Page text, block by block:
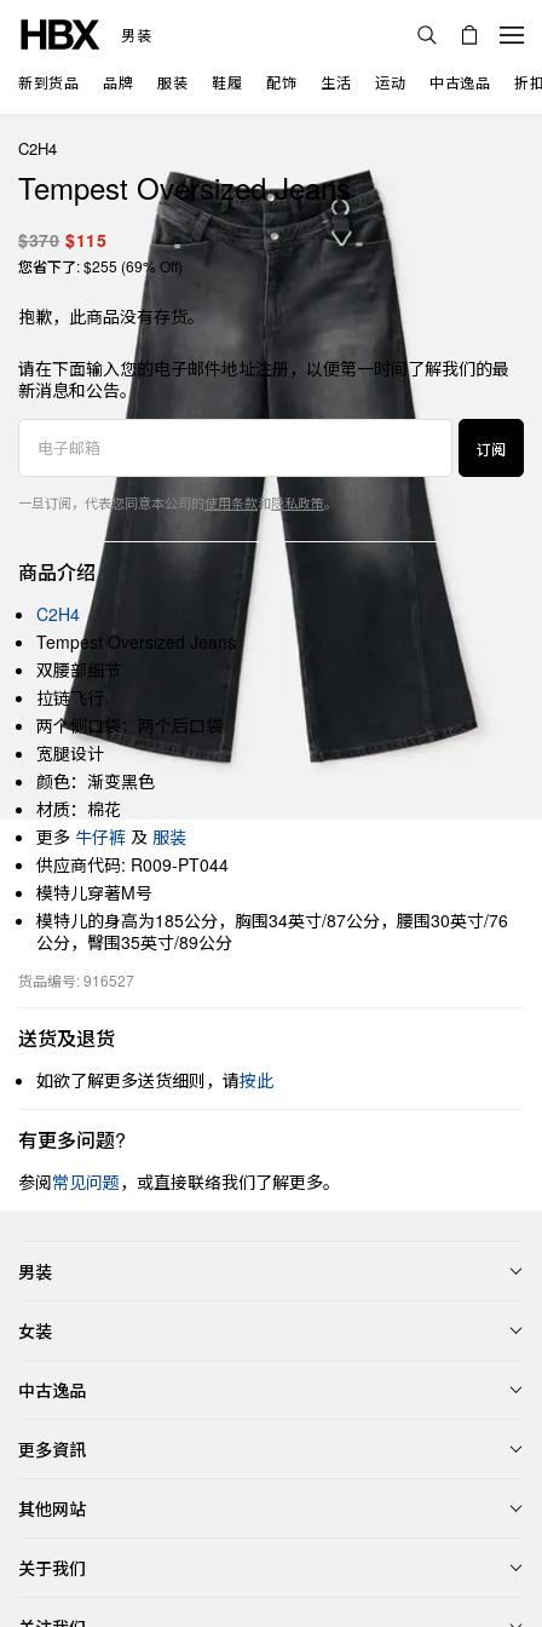
男装
新到货品 品牌 服装 鞋履 配饰 生活 运动 中古逸品 折
C2H4
Tempest Oversized Jeans
$370 $115
您省下了: $255 (69% Off)
抱歉，此商品没有存货。
请在下面输入您的电子邮件地址注册，以便第一时间了解我们的最
新消息和公告。
订阅
一旦订阅，代表您同意本公司的使用条款和隐私政策。
商品介绍
C2H4
Tempest Oversized Jeans
双腰部细节
拉链飞行
两个侧口袋；两个后口袋
宽腿设计
颜色：渐变黑色
材质：棉花
更多 牛仔裤 及 服装
供应商代码: R009-PT044
模特儿穿著M号
模特儿的身高为185公分，胸围34英寸/87公分，腰围30英寸/76
公分，臀围35英寸/89公分
货品编号: 916527
送货及退货
如欲了解更多送货细则，请按此
有更多问题?
参阅常见问题，或直接联络我们了解更多。
男装
女装
中古逸品
更多資訊
其他网站
关于我们